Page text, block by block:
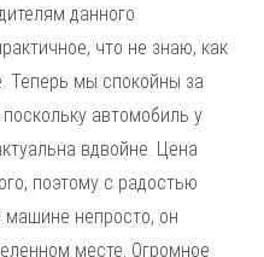
данного
что не знаю, как
Теперь мы спокойны за
автомобиль у
вдвойне. Цена
поэтому с радостью
машине непросто, он
месте. Огромное